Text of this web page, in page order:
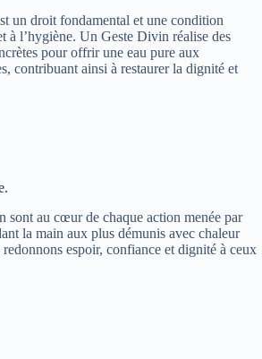
un droit fondamental et une condition
à l’hygiène. Un Geste Divin réalise des
pour offrir une eau pure aux
contribuant ainsi à restaurer la dignité et
sont au cœur de chaque action menée par
la main aux plus démunis avec chaleur
espoir, confiance et dignité à ceux